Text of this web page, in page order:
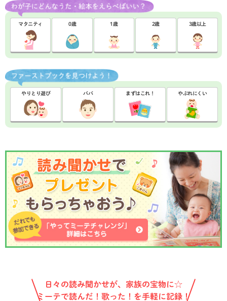
マタニティ 0歳 1歳 2歳 3歳以上
やりとり遊び パパ まずはこれ！ やぶれにくい
日々の読み聞かせが、家族の宝物に☆
ミーテで読んだ！歌った！を手軽に記録！